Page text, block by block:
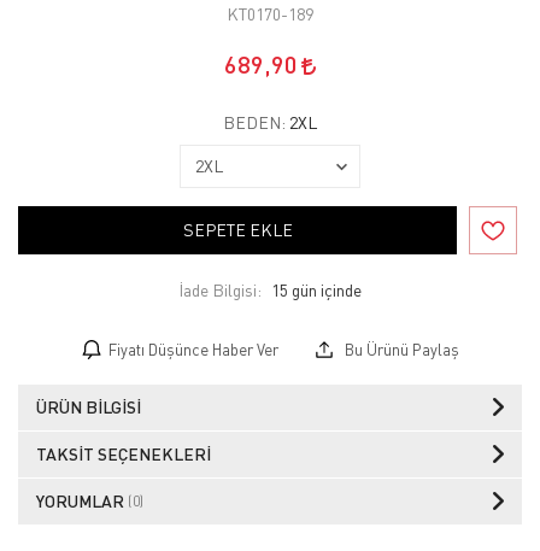
KT0170-189
689,90
BEDEN: 2XL
SEPETE EKLE
İade Bilgisi:
Fiyatı Düşünce Haber Ver Bu Ürünü Paylaş
ÜRÜN BILGISI
TAKSIT SEÇENEKLERI
YORUMLAR (0)